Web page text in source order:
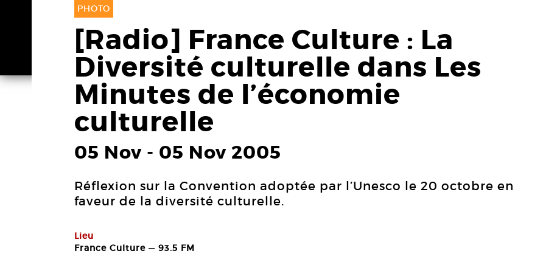
PHOTO
[Radio] France Culture : La
Diversité culturelle dans Les
Minutes de l’économie
culturelle
05 Nov - 05 Nov 2005
Réflexion sur la Convention adoptée par l’Unesco le 20 octobre en
faveur de la diversité culturelle.
Lieu
France Culture — 93.5 FM